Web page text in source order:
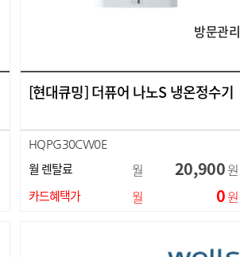
방문관리
[현대큐밍] 더퓨어 나노S 냉온정수기
HQPG30CW0E
월 렌탈료 월 20,900원
카드혜택가 월 0원